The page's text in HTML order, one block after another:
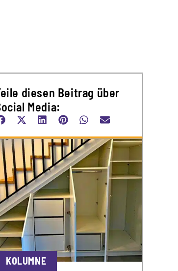
diesen Beitrag über
Media:
KOLUMNE